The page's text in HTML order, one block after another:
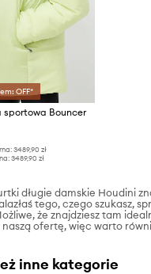
OFF*
sportowa Bouncer
3489,90 zł
3489,90 zł
długie damskie Houdini
tego, czego szukasz,
że znajdziesz tam
ofertę, więc warto
inne kategorie